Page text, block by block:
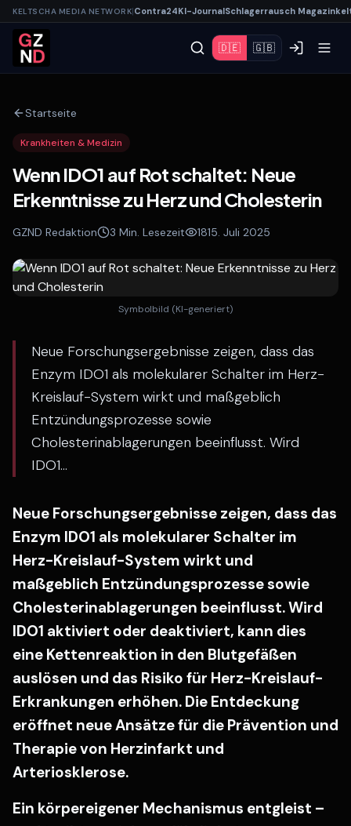
KELTSCHA MEDIA NETWORK|Contra24KI-JournalSchlagerrausch Magazin
🇩🇪 🇬🇧
Startseite
Krankheiten & Medizin
Wenn IDO1 auf Rot schaltet: Neue
Erkenntnisse zu Herz und Cholesterin
GZND Redaktion 3 Min. Lesezeit 1815. Juli 2025
Symbolbild (KI-generiert)
Neue Forschungsergebnisse zeigen, dass das
Enzym IDO1 als molekularer Schalter im Herz-
Kreislauf-System wirkt und maßgeblich
Entzündungsprozesse sowie
Cholesterinablagerungen beeinflusst. Wird
IDO1...
Neue Forschungsergebnisse zeigen, dass das
Enzym IDO1 als molekularer Schalter im
Herz-Kreislauf-System wirkt und
maßgeblich Entzündungsprozesse sowie
Cholesterinablagerungen beeinflusst. Wird
IDO1 aktiviert oder deaktiviert, kann dies
eine Kettenreaktion in den Blutgefäßen
auslösen und das Risiko für Herz-Kreislauf-
Erkrankungen erhöhen. Die Entdeckung
eröffnet neue Ansätze für die Prävention und
Therapie von Herzinfarkt und
Arteriosklerose.
Ein körpereigener Mechanismus entgleist –